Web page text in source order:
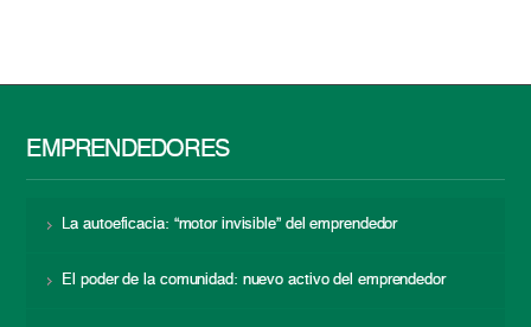
EMPRENDEDORES
La autoeficacia: “motor invisible” del emprendedor
El poder de la comunidad: nuevo activo del emprendedor